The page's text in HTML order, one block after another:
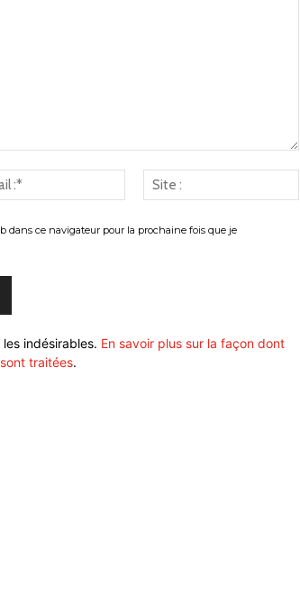
Email
:*
:
dans ce navigateur pour la prochaine fois que je
indésirables. En savoir plus sur la façon dont
traitées.